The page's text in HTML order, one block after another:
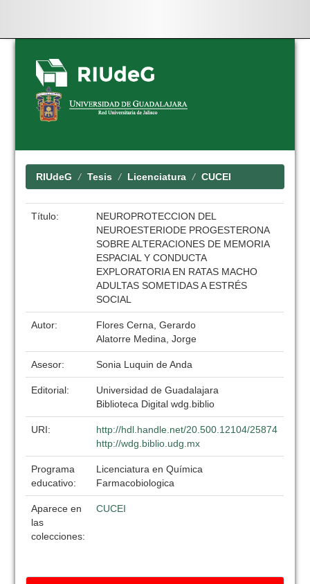
Skip
navigation
RIUdeG Tesis Licenciatura CUCEI
Título:
NEUROPROTECCION DEL
NEUROESTERIODE PROGESTERONA
SOBRE ALTERACIONES DE MEMORIA
ESPACIAL Y CONDUCTA
EXPLORATORIA EN RATAS MACHO
ADULTAS SOMETIDAS A ESTRÉS
SOCIAL
Autor:
Flores Cerna, Gerardo
Alatorre Medina, Jorge
Asesor: Sonia Luquin de Anda
Editorial:
Universidad de Guadalajara
Biblioteca Digital wdg.biblio
URI:
http://hdl.handle.net/20.500.12104/25874
http://wdg.biblio.udg.mx
Programa
educativo:
Licenciatura en Química
Farmacobiologica
Aparece en
las
colecciones:
CUCEI